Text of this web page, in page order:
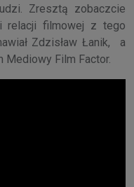
Zresztą zobaczcie
relacji filmowej z tego
Zdzisław Łanik, a
Mediowy Film Factor.